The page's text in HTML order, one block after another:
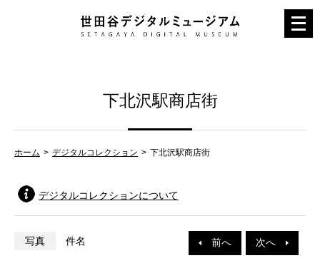
メ
ニ
下北沢駅商店街
ホーム デジタルコレクション 下北沢駅商店街
デジタルコレクションについて
前へ 次へ
写真 件名